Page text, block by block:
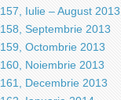
157, Iulie – August 2013
158, Septembrie 2013
159, Octombrie 2013
160, Noiembrie 2013
161, Decembrie 2013